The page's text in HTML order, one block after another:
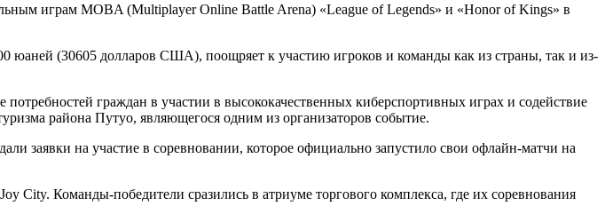
играм MOBA (Multiplayer Online Battle Arena) «League of Legends» и «Honor of Kings» в
юаней (30605 долларов США), поощряет к участию игроков и команды как из страны, так и из-
граждан в участии в высококачественных киберспортивных играх и содействие
района Путуо, являющегося одним из организаторов событие.
заявки на участие в соревновании, которое официально запустило свои офлайн-матчи на
City. Команды-победители сразились в атриуме торгового комплекса, где их соревнования